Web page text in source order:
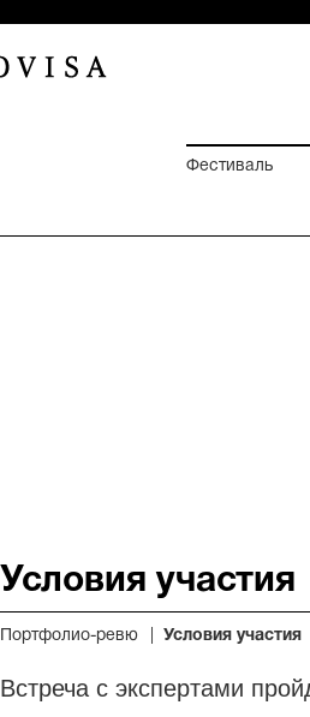
Фестиваль
Условия участия
Портфолио-ревю Условия участия
Встреча с экспертами